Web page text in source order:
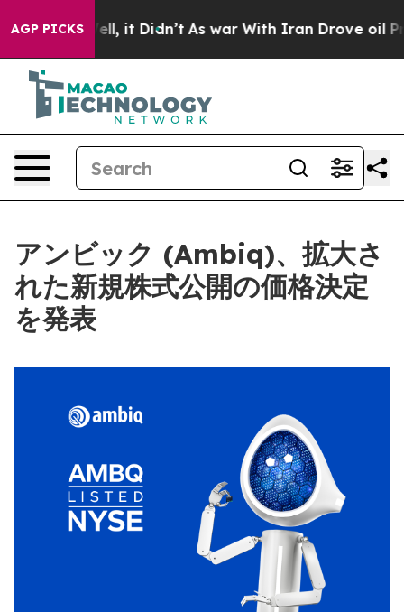
AGP PICKS
Well, it Didn’t As war With Iran Drove oil Prices
アンビック (Ambiq)、拡大さ
れた新規株式公開の価格決定
を発表